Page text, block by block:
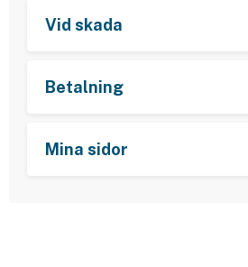
Vid skada
Betalning
Mina sidor